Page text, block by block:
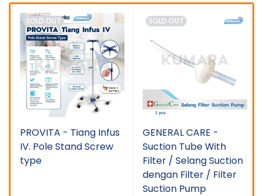
SOLD OUT
PROVITA - Tiang Infus
IV. Pole Stand Screw
type
SOLD OUT
GENERAL CARE -
Suction Tube With
Filter / Selang Suction
dengan Filter / Filter
Suction Pump